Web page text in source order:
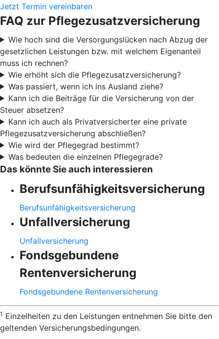
Jetzt Termin vereinbaren
FAQ zur Pflegezusatzversicherung
Wie hoch sind die Versorgungslücken nach Abzug der
gesetzlichen Leistungen bzw. mit welchem Eigenanteil
muss ich rechnen?
Wie erhöht sich die Pflegezusatzversicherung?
Was passiert, wenn ich ins Ausland ziehe?
Kann ich die Beiträge für die Versicherung von der
Steuer absetzen?
Kann ich auch als Privatversicherter eine private
Pflegezusatzversicherung abschließen?
Wie wird der Pflegegrad bestimmt?
Was bedeuten die einzelnen Pflegegrade?
Das könnte Sie auch interessieren
Berufsunfähigkeitsversicherung
Berufsunfähigkeitsversicherung
Unfallversicherung
Unfallversicherung
Fondsgebundene
Rentenversicherung
Fondsgebundene Rentenversicherung
1 Einzelheiten zu den Leistungen entnehmen Sie bitte den
geltenden Versicherungsbedingungen.